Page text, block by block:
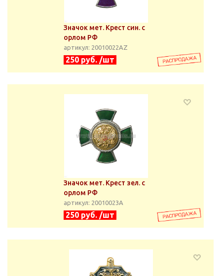
Значок мет. Крест син. с
орлом РФ
артикул: 20010022АZ
250 руб. /шт
Значок мет. Крест зел. с
орлом РФ
артикул: 20010023А
250 руб. /шт